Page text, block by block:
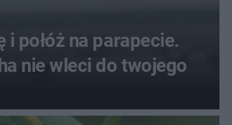
i połóż na parapecie.
nie wleci do twojego